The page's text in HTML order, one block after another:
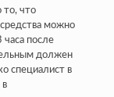
то, что
можно
после
должен
специалист в
в